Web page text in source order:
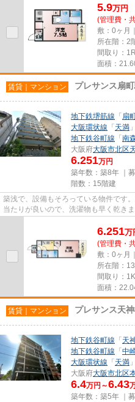
5.9万円
(管理費・
敷：0ヶ月
所在階：2
間取り：1R
面積：
賃貸｜マンション プレサンス扇
地下鉄堺筋線 「 扇
大阪環状線 「 天満
地下鉄谷町線 「 南
大阪府大阪市北区
6.251万円
築年数：築8年 ｜募
階数：15階建
築浅で、設備もそろっている物件です
当たりが良いので、洗濯物も早く乾き
6.251万
(管理費・
敷：0ヶ月
所在階：
間取り：1K
面積：
賃貸｜マンション プレサンス天
地下鉄谷町線 「 天
地下鉄谷町線 「 中
大阪環状線 「 天満
大阪府大阪市北区
6.4万円～6.43
築年数：築5年 ｜募